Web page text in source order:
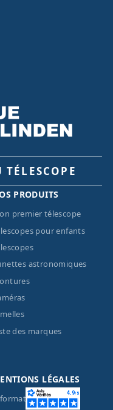
PRODUITS
premier télescope
pour enfants
astronomiques
des marques
LÉGALES
légales